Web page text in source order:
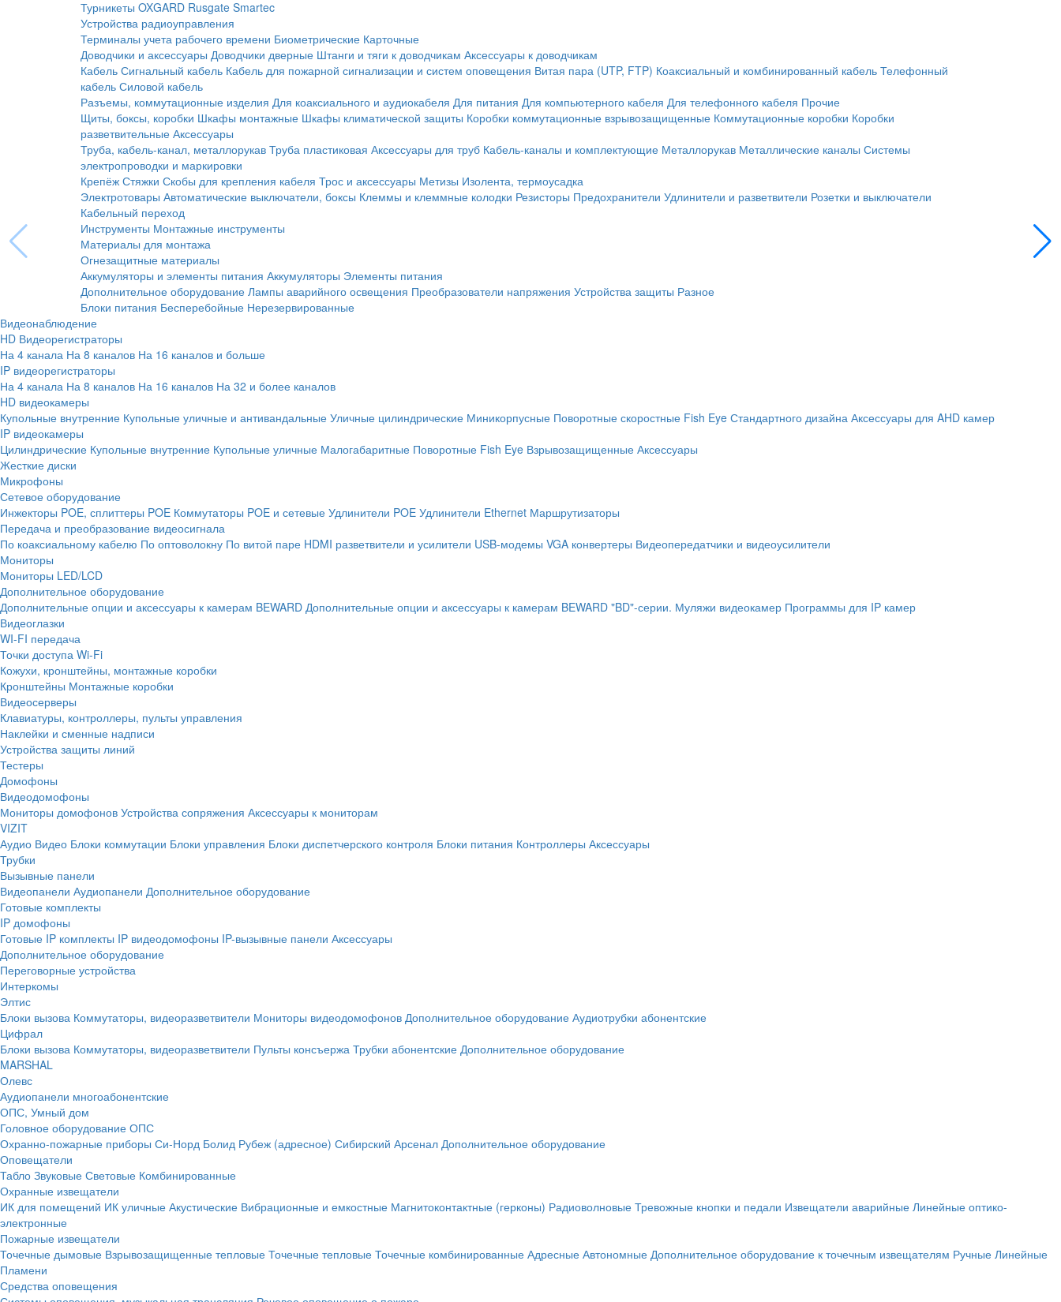
Турникеты OXGARD Rusgate Smartec
Устройства радиоуправления
Терминалы учета рабочего времени Биометрические Карточные
Доводчики и аксессуары Доводчики дверные Штанги и тяги к доводчикам Аксессуары к доводчикам
Кабель Сигнальный кабель Кабель для пожарной сигнализации и систем оповещения Витая пара (UTP, FTP) Коаксиальный и комбинированный кабель Телефонный
кабель Силовой кабель
Разъемы, коммутационные изделия Для коаксиального и аудиокабеля Для питания Для компьютерного кабеля Для телефонного кабеля Прочие
Щиты, боксы, коробки Шкафы монтажные Шкафы климатической защиты Коробки коммутационные взрывозащищенные Коммутационные коробки Коробки
разветвительные Аксессуары
Труба, кабель-канал, металлорукав Труба пластиковая Аксессуары для труб Кабель-каналы и комплектующие Металлорукав Металлические каналы Системы
электропроводки и маркировки
Крепёж Стяжки Скобы для крепления кабеля Трос и аксессуары Метизы Изолента, термоусадка
Электротовары Автоматические выключатели, боксы Клеммы и клеммные колодки Резисторы Предохранители Удлинители и разветвители Розетки и выключатели
Кабельный переход
Инструменты Монтажные инструменты
Материалы для монтажа
Огнезащитные материалы
Аккумуляторы и элементы питания Аккумуляторы Элементы питания
Дополнительное оборудование Лампы аварийного освещения Преобразователи напряжения Устройства защиты Разное
Блоки питания Бесперебойные Нерезервированные
Видеонаблюдение
HD Видеорегистраторы
На 4 канала На 8 каналов На 16 каналов и больше
IP видеорегистраторы
На 4 канала На 8 каналов На 16 каналов На 32 и более каналов
HD видеокамеры
Купольные внутренние Купольные уличные и антивандальные Уличные цилиндрические Миникорпусные Поворотные скоростные Fish Eye Стандартного дизайна Аксессуары для AHD камер
IP видеокамеры
Цилиндрические Купольные внутренние Купольные уличные Малогабаритные Поворотные Fish Eye Взрывозащищенные Аксессуары
Жесткие диски
Микрофоны
Сетевое оборудование
Инжекторы POE, сплиттеры POE Коммутаторы POE и сетевые Удлинители POE Удлинители Ethernet Маршрутизаторы
Передача и преобразование видеосигнала
По коаксиальному кабелю По оптоволокну По витой паре HDMI разветвители и усилители USB-модемы VGA конвертеры Видеопередатчики и видеоусилители
Мониторы
Мониторы LED/LCD
Дополнительное оборудование
Дополнительные опции и аксессуары к камерам BEWARD Дополнительные опции и аксессуары к камерам BEWARD "BD"-серии. Муляжи видеокамер Программы для IP камер
Видеоглазки
WI-FI передача
Точки доступа Wi-Fi
Кожухи, кронштейны, монтажные коробки
Кронштейны Монтажные коробки
Видеосерверы
Клавиатуры, контроллеры, пульты управления
Наклейки и сменные надписи
Устройства защиты линий
Тестеры
Домофоны
Видеодомофоны
Мониторы домофонов Устройства сопряжения Аксессуары к мониторам
VIZIT
Аудио Видео Блоки коммутации Блоки управления Блоки диспетчерского контроля Блоки питания Контроллеры Аксессуары
Трубки
Вызывные панели
Видеопанели Аудиопанели Дополнительное оборудование
Готовые комплекты
IP домофоны
Готовые IP комплекты IP видеодомофоны IP-вызывные панели Аксессуары
Дополнительное оборудование
Переговорные устройства
Интеркомы
Элтис
Блоки вызова Коммутаторы, видеоразветвители Мониторы видеодомофонов Дополнительное оборудование Аудиотрубки абонентские
Цифрал
Блоки вызова Коммутаторы, видеоразветвители Пульты консъержа Трубки абонентские Дополнительное оборудование
MARSHAL
Олевс
Аудиопанели многоабонентские
ОПС, Умный дом
Головное оборудование ОПС
Охранно-пожарные приборы Си-Норд Болид Рубеж (адресное) Сибирский Арсенал Дополнительное оборудование
Оповещатели
Табло Звуковые Световые Комбинированные
Охранные извещатели
ИК для помещений ИК уличные Акустические Вибрационные и емкостные Магнитоконтактные (герконы) Радиоволновые Тревожные кнопки и педали Извещатели аварийные Линейные оптико-
электронные
Пожарные извещатели
Точечные дымовые Взрывозащищенные тепловые Точечные тепловые Точечные комбинированные Адресные Автономные Дополнительное оборудование к точечным извещателям Ручные Линейные
Пламени
Средства оповещения